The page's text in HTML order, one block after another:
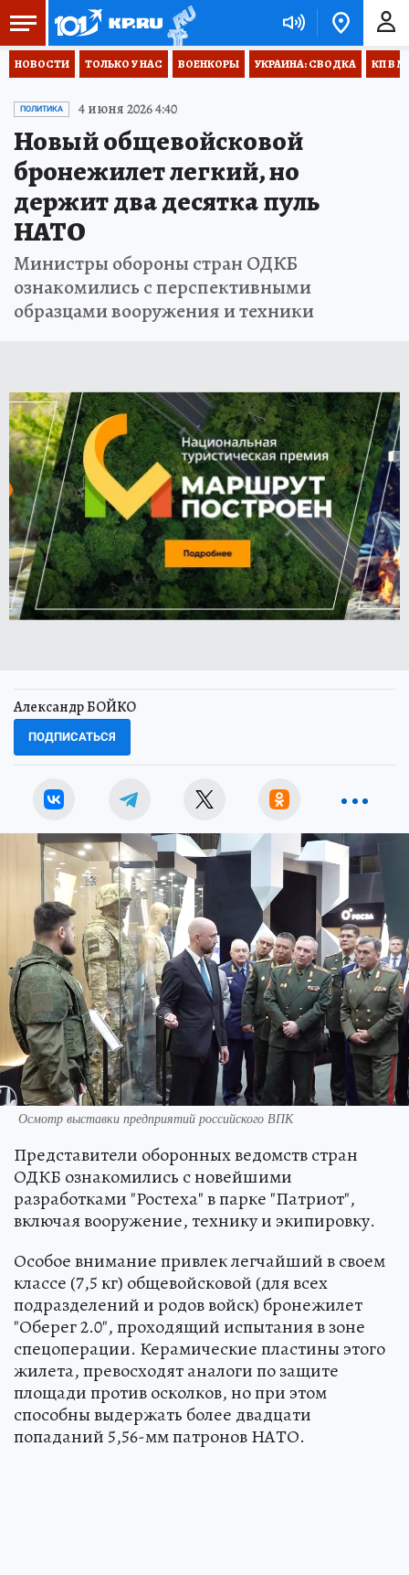
НОВОСТИ ТОЛЬКО У НАС ВОЕНКОРЫ УКРАИНА: СВОДКА КП В
ПОЛИТИКА 4 июня 2026 4:40
Новый общевойсковой
бронежилет легкий, но
держит два десятка пуль
НАТО
Министры обороны стран ОДКБ
ознакомились с перспективными
образцами вооружения и техники
Александр БОЙКО
ПОДПИСАТЬСЯ
Осмотр выставки предприятий российского ВПК
Представители оборонных ведомств стран
ОДКБ ознакомились с новейшими
разработками "Ростеха" в парке "Патриот",
включая вооружение, технику и экипировку.
Особое внимание привлек легчайший в своем
классе (7,5 кг) общевойсковой (для всех
подразделений и родов войск) бронежилет
"Оберег 2.0", проходящий испытания в зоне
спецоперации. Керамические пластины этого
жилета, превосходят аналоги по защите
площади против осколков, но при этом
способны выдержать более двадцати
попаданий 5,56-мм патронов НАТО.